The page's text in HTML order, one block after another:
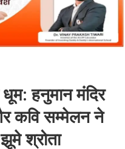
हनुमान मंदिर
कवि सम्मेलन ने
श्रोता